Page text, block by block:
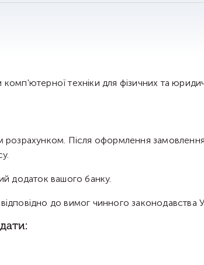
техніки для фізичних та
розрахунком. Після оформлення замовлення
додаток вашого банку.
до вимог чинного законодавства